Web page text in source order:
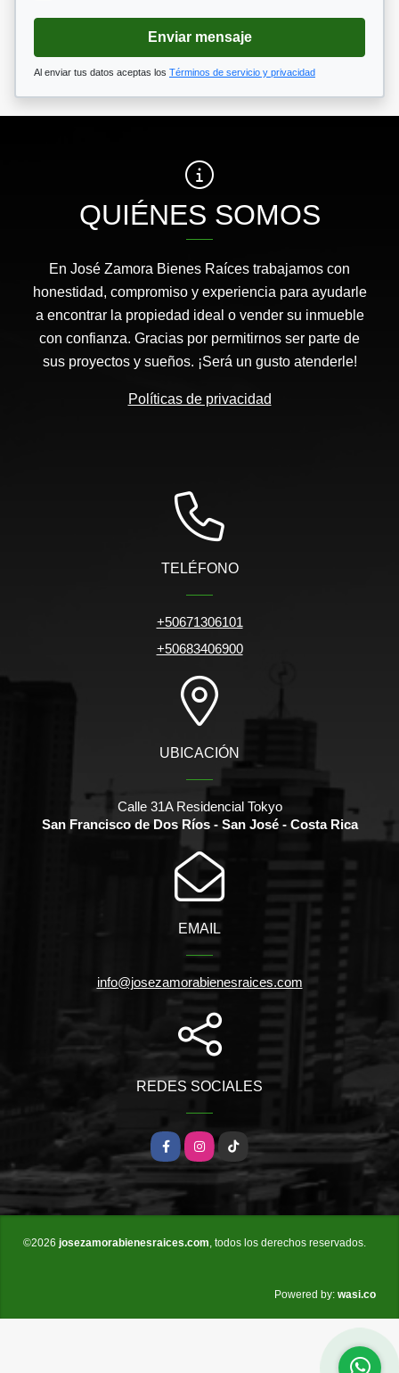
Enviar mensaje
Al enviar tus datos aceptas los Términos de servicio y privacidad
QUIÉNES SOMOS
En José Zamora Bienes Raíces trabajamos con
honestidad, compromiso y experiencia para ayudarle
a encontrar la propiedad ideal o vender su inmueble
con confianza. Gracias por permitirnos ser parte de
sus proyectos y sueños. ¡Será un gusto atenderle!
Políticas de privacidad
TELÉFONO
+50671306101
+50683406900
UBICACIÓN
Calle 31A Residencial Tokyo
San Francisco de Dos Ríos - San José - Costa Rica
EMAIL
info@josezamorabienesraices.com
REDES SOCIALES
FacebookInstagramTikTok
©2026 josezamorabienesraices.com, todos los derechos reservados.
Powered by: wasi.co